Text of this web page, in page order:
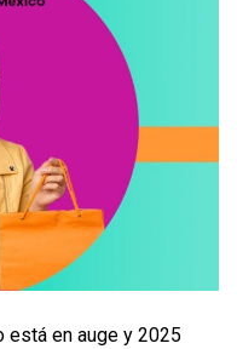
está en auge y 2025